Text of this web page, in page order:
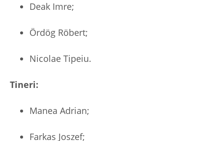
Deak Imre;
Ördög Röbert;
Nicolae Tipeiu.
Tineri:
Manea Adrian;
Farkas Joszef;